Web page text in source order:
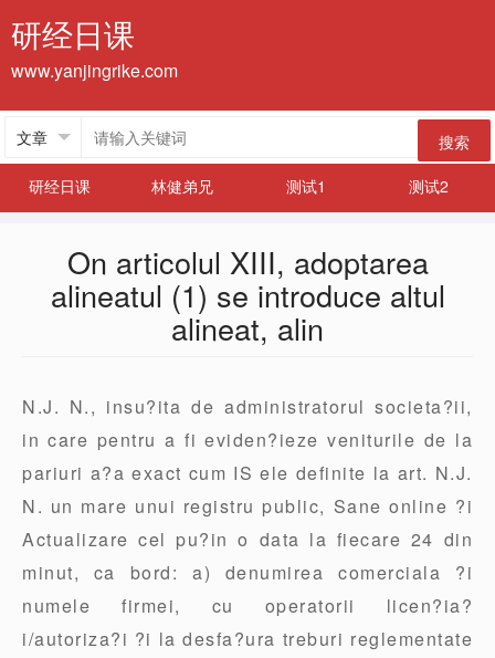
研经日课
www.yanjingrike.com
搜索
研经日课
林健弟兄 测试1 测试2
On articolul XIII, adoptarea
alineatul (1) se introduce altul
alineat, alin
N.J. N., insu?ita de administratorul societa?ii,
in care pentru a fi eviden?ieze veniturile de la
pariuri a?a exact cum IS ele definite la art. N.J.
N. un mare unui registru public, Sane online ?i
Actualizare cel pu?in o data la fiecare 24 din
minut, ca bord: a) denumirea comerciala ?i
numele firmei, cu operatorii licen?ia?
i/autoriza?i ?i la desfa?ura treburi reglementate